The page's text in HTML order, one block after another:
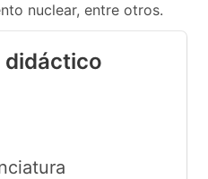
nuclear, entre otros.
didáctico